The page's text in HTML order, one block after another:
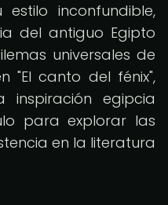
inconfundible,
del antiguo Egipto
universales de
"El canto del fénix",
egipcia
para explorar las
en la literatura